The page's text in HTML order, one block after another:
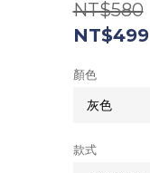
NT$580
NT$499
顏色
款式